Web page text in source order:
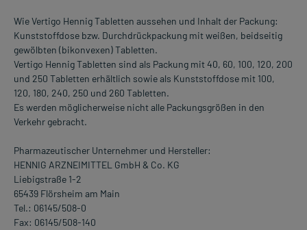
Wie Vertigo Hennig Tabletten aussehen und Inhalt der Packung:
Kunststoffdose bzw. Durchdrückpackung mit weißen, beidseitig
gewölbten (bikonvexen) Tabletten.
Vertigo Hennig Tabletten sind als Packung mit 40, 60, 100, 120, 200
und 250 Tabletten erhältlich sowie als Kunststoffdose mit 100,
120, 180, 240, 250 und 260 Tabletten.
Es werden möglicherweise nicht alle Packungsgrößen in den
Verkehr gebracht.
Pharmazeutischer Unternehmer und Hersteller:
HENNIG ARZNEIMITTEL GmbH & Co. KG
Liebigstraße 1-2
65439 Flörsheim am Main
Tel.: 06145/508-0
Fax: 06145/508-140